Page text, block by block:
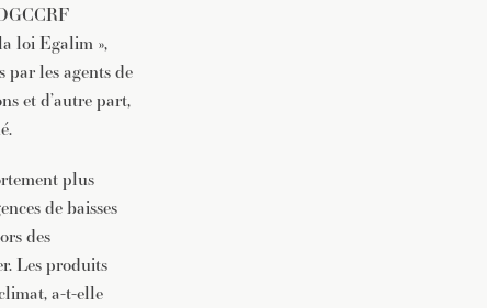
loi Egalim »,
par les agents de
et d’autre part,
plus
de baisses
des
Les produits
a-t-elle